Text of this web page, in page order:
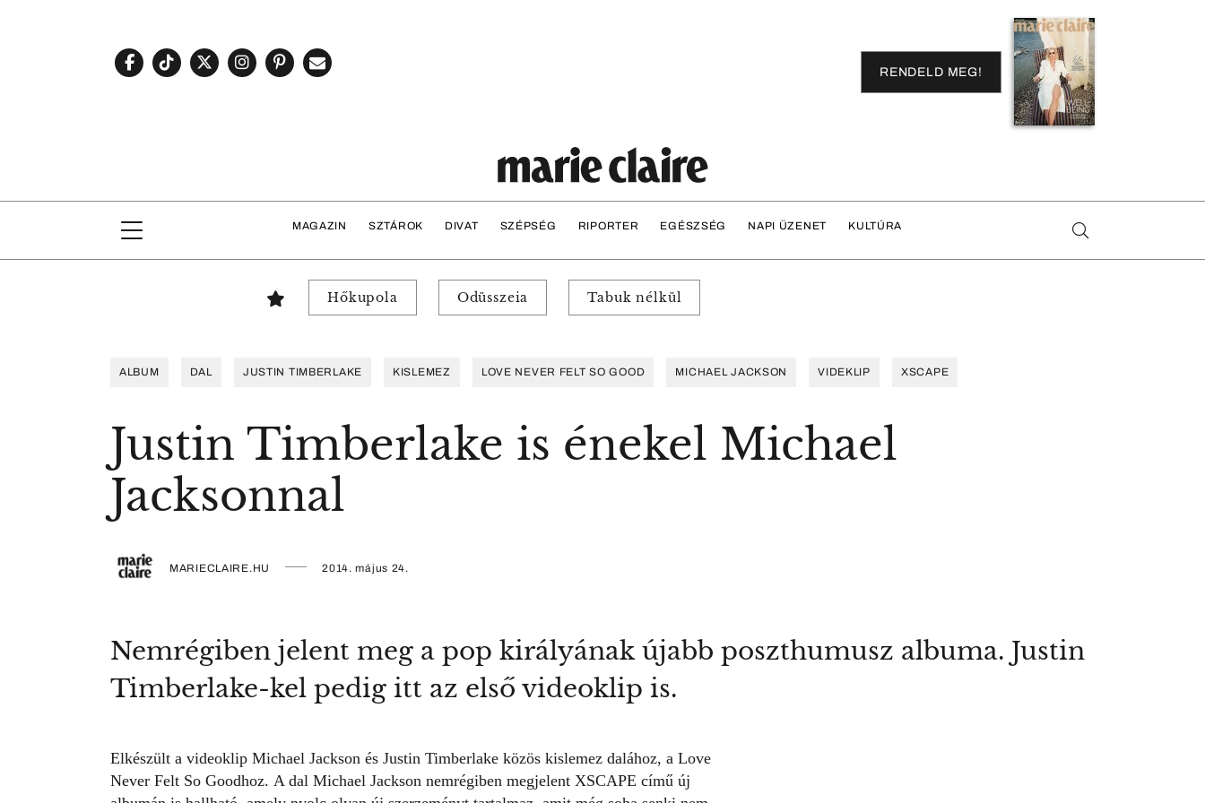
RENDELD MEG!
MAGAZIN SZTÁROK DIVAT SZÉPSÉG RIPORTER EGÉSZSÉG NAPI ÜZENET KULTÚRA
Hőkupola Odüsszeia Tabuk nélkül
ALBUM DAL JUSTIN TIMBERLAKE KISLEMEZ LOVE NEVER FELT SO GOOD MICHAEL JACKSON VIDEKLIP XSCAPE
Justin Timberlake is énekel Michael
Jacksonnal
MARIECLAIRE.HU 2014. május 24.
Nemrégiben jelent meg a pop királyának újabb poszthumusz albuma. Justin
Timberlake-kel pedig itt az első videoklip is.
Elkészült a videoklip Michael Jackson és Justin Timberlake közös kislemez dalához, a Love
Never Felt So Goodhoz. A dal Michael Jackson nemrégiben megjelent XSCAPE című új